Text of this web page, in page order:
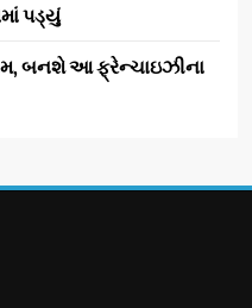
પડ્યું
બનશે આ ફ્રેન્ચાઇઝીના